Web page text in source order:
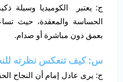
ج: يعتبر الكوميديا وسيلة
الحساسة والمعقدة، حيث
بعمق دون مباشرة أو صدام.
س: كيف تنعكس نظرته
ج: يرى عادل إمام أن النجاح